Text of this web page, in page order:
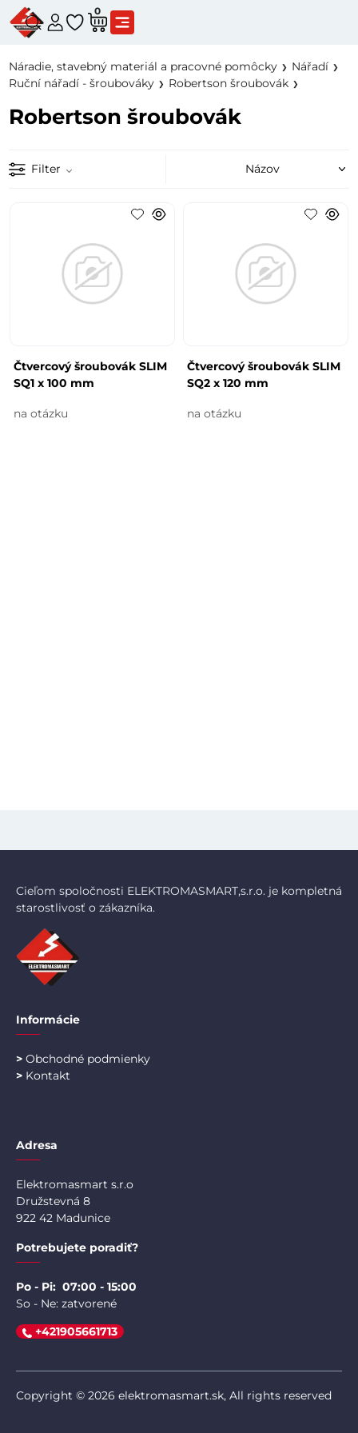
0
Náradie, stavebný materiál a pracovné pomôcky
Nářadí
Ruční nářadí - šroubováky
Robertson šroubovák
Robertson šroubovák
Filter
Čtvercový šroubovák SLIM
SQ1 x 100 mm
na otázku
Čtvercový šroubovák SLIM
SQ2 x 120 mm
na otázku
Cieľom spoločnosti ELEKTROMASMART,s.r.o. je kompletná
starostlivosť o zákazníka.
Informácie
> Obchodné podmienky
> Kontakt
Adresa
Elektromasmart s.r.o
Družstevná 8
922 42 Madunice
Potrebujete poradiť?
Po - Pi: 07:00 - 15:00
So - Ne: zatvorené
+421905661713
Copyright © 2026 elektromasmart.sk, All rights reserved